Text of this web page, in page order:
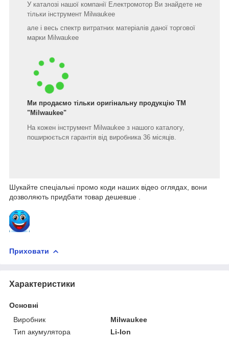
У каталозі нашої компанії Електромотор Ви знайдете не
тільки інструмент Milwaukee
але і весь спектр витратних матеріалів даної торгової
марки Milwaukee
Ми продаємо тільки оригінальну продукцію ТМ
"Milwaukee"
На кожен інструмент Milwaukee з нашого каталогу,
поширюється гарантія від виробника 36 місяців.
Шукайте спеціальні промо коди наших відео оглядах, вони
дозволяють придбати товар дешевше .
Приховати
Характеристики
Основні
Виробник
Milwaukee
Тип акумулятора
Li-Ion